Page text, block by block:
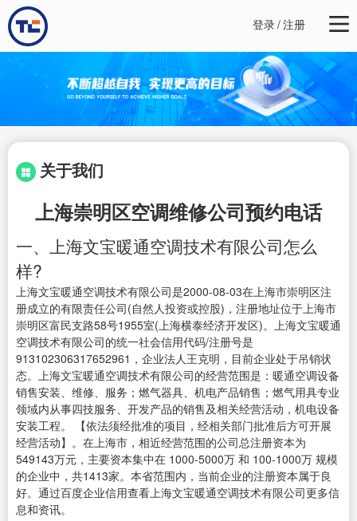
登录/注册
关于我们
上海崇明区空调维修公司预约电话
一、上海文宝暖通空调技术有限公司怎么
样?
上海文宝暖通空调技术有限公司是2000-08-03在上海市崇明区注
册成立的有限责任公司(自然人投资或控股)，注册地址位于上海市
崇明区富民支路58号1955室(上海横泰经济开发区)。上海文宝暖通
空调技术有限公司的统一社会信用代码/注册号是
913102306317652961，企业法人王克明，目前企业处于吊销状
态。上海文宝暖通空调技术有限公司的经营范围是：暖通空调设备
销售安装、维修、服务；燃气器具、机电产品销售；燃气用具专业
领域内从事四技服务、开发产品的销售及相关经营活动，机电设备
安装工程。 【依法须经批准的项目，经相关部门批准后方可开展
经营活动】。在上海市，相近经营范围的公司总注册资本为
549143万元，主要资本集中在 1000-5000万 和 100-1000万 规模
的企业中，共1413家。本省范围内，当前企业的注册资本属于良
好。通过百度企业信用查看上海文宝暖通空调技术有限公司更多信
息和资讯。